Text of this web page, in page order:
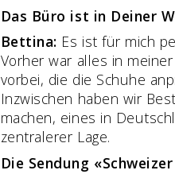
Das Büro ist in Deiner
Bettina: Es ist für mich
Vorher war alles in
vorbei, die die Schuhe
Inzwischen haben wir
machen, eines in
zentralerer Lage.
Die Sendung